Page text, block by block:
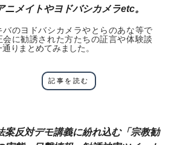
ニメイトやヨドバシカメラetc。
バのヨドバシカメラやとらのあな等で
会に勧誘された方たちの証言や体験談
通りまとめてみました。
記事を読む
案反対デモ講義に紛れ込む「宗教勧